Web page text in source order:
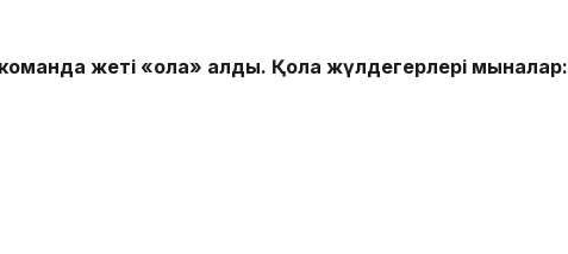
жеті «қола» алды. Қола жүлдегерлері мыналар: